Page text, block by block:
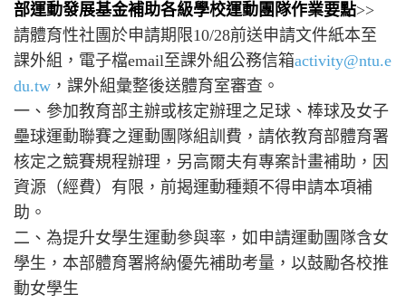
部運動發展基金補助各級學校運動團隊作業要點>>
請體育性社團於申請期限10/28前送申請文件紙本至
課外組，電子檔email至課外組公務信箱activity@ntu.e
du.tw ，課外組彙整後送體育室審查。
一、參加教育部主辦或核定辦理之足球、棒球及女子
壘球運動聯賽之運動團隊組訓費，請依教育部體育署
核定之競賽規程辦理，另高爾夫有專案計畫補助，因
資源（經費）有限，前揭運動種類不得申請本項補
助。
二、為提升女學生運動參與率，如申請運動團隊含女
學生，本部體育署將納優先補助考量，以鼓勵各校推
動女學生